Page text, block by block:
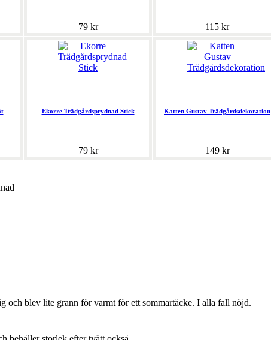
79 kr 115 kr
Ekorre Trädgårdsprydnad Stick
79 kr
Katten Gustav Trädgårdsdekoration
149 kr
och blev lite grann för varmt för ett sommartäcke. I alla fall nöjd.